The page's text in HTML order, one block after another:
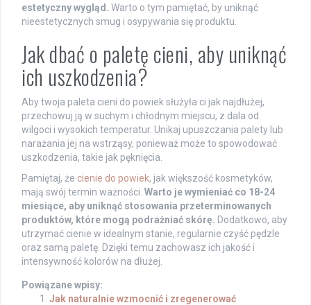
estetyczny wygląd. Warto o tym pamiętać, by uniknąć
nieestetycznych smug i osypywania się produktu.
Jak dbać o paletę cieni, aby uniknąć
ich uszkodzenia?
Aby twoja paleta cieni do powiek służyła ci jak najdłużej,
przechowuj ją w suchym i chłodnym miejscu, z dala od
wilgoci i wysokich temperatur. Unikaj upuszczania palety lub
narażania jej na wstrząsy, ponieważ może to spowodować
uszkodzenia, takie jak pęknięcia.
Pamiętaj, że cienie do powiek, jak większość kosmetyków,
mają swój termin ważności. Warto je wymieniać co 18-24
miesiące, aby uniknąć stosowania przeterminowanych
produktów, które mogą podrażniać skórę. Dodatkowo, aby
utrzymać cienie w idealnym stanie, regularnie czyść pędzle
oraz samą paletę. Dzięki temu zachowasz ich jakość i
intensywność kolorów na dłużej.
Powiązane wpisy:
Jak naturalnie wzmocnić i zregenerować